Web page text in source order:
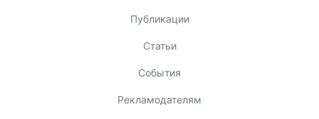
Публикации
Статьи
События
Рекламодателям